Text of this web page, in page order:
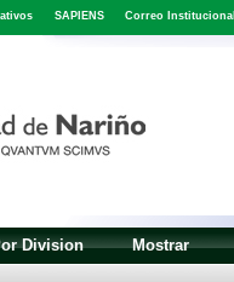
SAPIENS Correo
Division Mostrar